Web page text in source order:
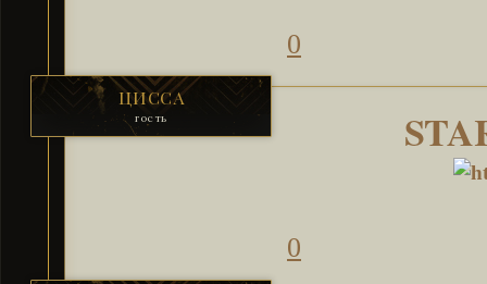
0
ЦИССА
гость
0